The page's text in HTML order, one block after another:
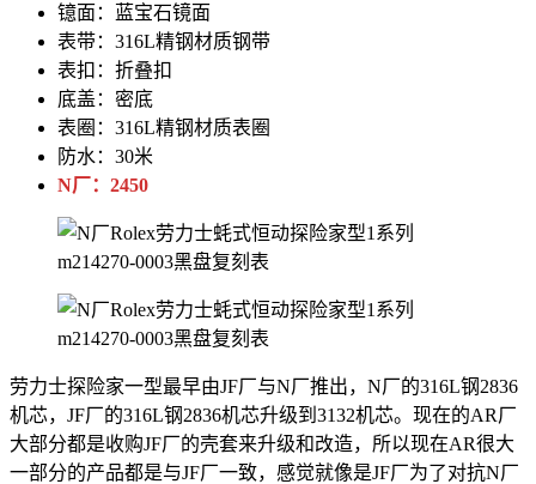
镱面：蓝宝石镜面
表带：316L精钢材质钢带
表扣：折叠扣
底盖：密底
表圈：316L精钢材质表圈
防水：30米
N厂：2450
劳力士探险家一型最早由JF厂与N厂推出，N厂的316L钢2836
机芯，JF厂的316L钢2836机芯升级到3132机芯。现在的AR厂
大部分都是收购JF厂的壳套来升级和改造，所以现在AR很大
一部分的产品都是与JF厂一致，感觉就像是JF厂为了对抗N厂